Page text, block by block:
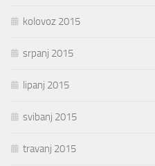
kolovoz 2015
srpanj 2015
lipanj 2015
svibanj 2015
travanj 2015